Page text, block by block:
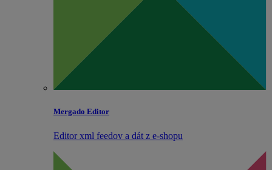
Mergado Editor
Editor xml feedov a dát z e‑shopu